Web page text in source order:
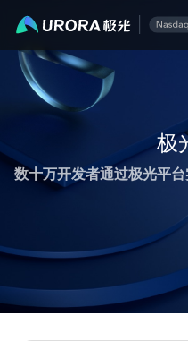
极
数十万开发者通过极光平